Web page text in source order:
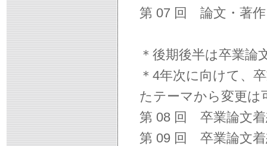
第 07 回 論文・著
＊後期後半は卒業論
＊4年次に向けて、
たテーマから変更は
第 08 回 卒
第 09 回 卒業論文